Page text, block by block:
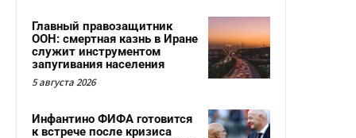
Главный правозащитник
ООН: смертная казнь в Иране
служит инструментом
запугивания населения
5 августа 2026
Инфантино ФИФА готовится
к встрече после кризиса